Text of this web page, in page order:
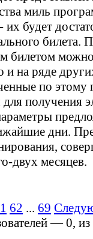
миль
будет
билета.
билетом
и на ряде
по этому
получения
дни.
двух месяцев.
62 ... 69
—0,